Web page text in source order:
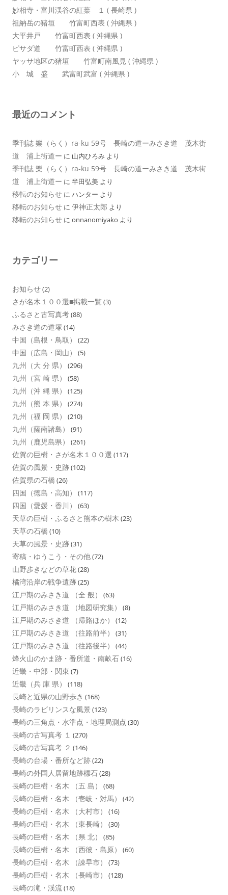
妙相寺・富川渓谷の紅葉 １ ( 長崎県 )
祖納岳の猪垣 竹富町西表 ( 沖縄県 )
大平井戸 竹富町西表 ( 沖縄県 )
ピサダ道 竹富町西表 ( 沖縄県 )
ヤッサ地区の猪垣 竹富町南風見 ( 沖縄県 )
小 城 盛 武富町武富 ( 沖縄県 )
最近のコメント
季刊誌 樂（らく）ra-ku 59号 長崎の道ーみさき道 茂木街
道 浦上街道ー に 山内ひろみ より
季刊誌 樂（らく）ra-ku 59号 長崎の道ーみさき道 茂木街
道 浦上街道ー に 半田弘美 より
移転のお知らせ に ハンター より
移転のお知らせ に 伊神正太郎 より
移転のお知らせ に onnanomiyako より
カテゴリー
お知らせ(2)
さが名木１００選■掲載一覧 (3)
ふるさと古写真考(88)
みさき道の道塚 (14)
中国（島根・鳥取） (22)
中国（広島・岡山） (5)
九州（大 分 県） (296)
九州（宮 崎 県） (58)
九州（沖 縄 県） (125)
九州（熊 本 県） (274)
九州（福 岡 県） (210)
九州（薩南諸島） (91)
九州（鹿児島県） (261)
佐賀の巨樹・さが名木１００選 (117)
佐賀の風景・史跡(102)
佐賀県の石橋 (26)
四国（徳島・高知） (117)
四国（愛媛・香川） (63)
天草の巨樹・ふるさと熊本の樹木 (23)
天草の石橋 (10)
天草の風景・史跡(31)
寄稿・ゆうこう・その他(72)
山野歩きなどの草花(28)
橘湾沿岸の戦争遺跡(25)
江戸期のみさき道 （全 般） (63)
江戸期のみさき道 （地図研究集） (8)
江戸期のみさき道 （帰路ほか） (12)
江戸期のみさき道 （往路前半） (31)
江戸期のみさき道 （往路後半） (44)
烽火山のかま跡・番所道・南畝石(16)
近畿・中部・関東 (7)
近畿（兵 庫 県） (118)
長崎と近県の山野歩き (168)
長崎のラビリンスな風景 (123)
長崎の三角点・水準点・地理局測点 (30)
長崎の古写真考 １ (270)
長崎の古写真考 ２ (146)
長崎の台場・番所など跡(22)
長崎の外国人居留地跡標石(28)
長崎の巨樹・名木 （五 島） (68)
長崎の巨樹・名木 （壱岐・対馬） (42)
長崎の巨樹・名木 （大村市） (16)
長崎の巨樹・名木 （東長崎） (30)
長崎の巨樹・名木 （県 北） (85)
長崎の巨樹・名木 （西彼・島原） (60)
長崎の巨樹・名木 （諌早市） (73)
長崎の巨樹・名木 （長崎市） (128)
長崎の滝・渓流(18)